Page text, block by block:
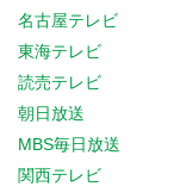
名古屋テレビ
東海テレビ
読売テレビ
朝日放送
MBS毎日放送
関西テレビ